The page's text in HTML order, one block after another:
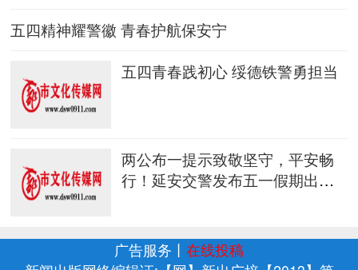
五四精神耀警徽 青春护航保安宁
五四青春践初心 绥德铁警勇担当
两公布一提示致敬坚守，平安畅
行！延安交警发布五一假期出行
广告服务 丨 在线投稿